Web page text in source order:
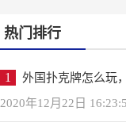
热门排行
1
外国扑克牌怎么玩，
2020年12月22日